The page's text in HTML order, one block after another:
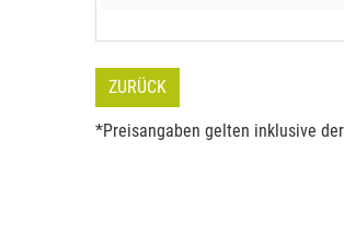
ZURÜCK
*Preisangaben gelten inklusive